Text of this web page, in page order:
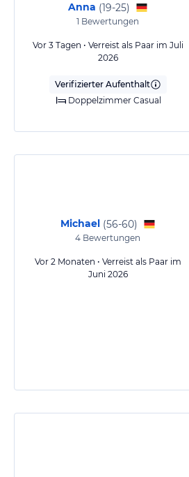
Anna (19-25)
1 Bewertungen
Vor 3 Tagen • Verreist als Paar im Juli
2026
Verifizierter Aufenthalt
Doppelzimmer Casual
Michael (56-60)
4 Bewertungen
Vor 2 Monaten • Verreist als Paar im
Juni 2026